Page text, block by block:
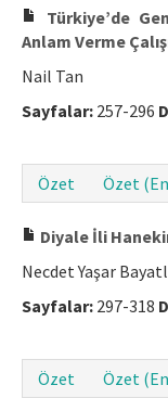
Türkiye’de
Anlam Verme
Nail Tan
Sayfalar: 257-296
Özet
Özet
Diyale İli
Necdet Yaşar
Sayfalar: 297-318
Özet
Özet